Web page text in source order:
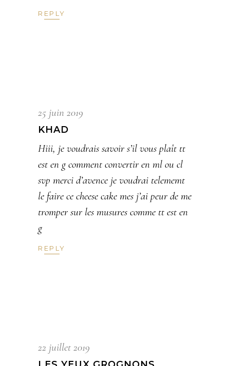
REPLY
25 juin 2019
KHAD
Hiii, je voudrais savoir s’il vous plaît tt
est en g comment convertir en ml ou cl
svp merci d’avence je voudrai telememt
le faire ce cheese cake mes j’ai peur de me
tromper sur les musures comme tt est en
g
REPLY
22 juillet 2019